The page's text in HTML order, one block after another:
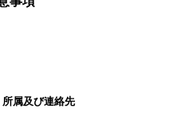
属及び連絡先